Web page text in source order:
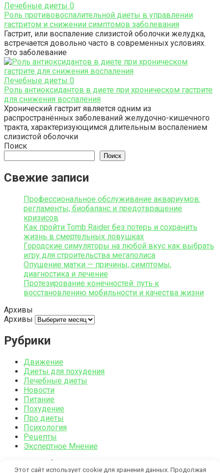
Лечебные диеты 0
Роль противовоспалительной диеты в управлении
гастритом и снижении симптомов заболевания
Гастрит, или воспаление слизистой оболочки желудка,
встречается довольно часто в современных условиях.
Это заболевание
Лечебные диеты 0
Роль антиоксидантов в диете при хроническом гастрите
для снижения воспаления
Хронический гастрит является одним из
распространённых заболеваний желудочно-кишечного
тракта, характеризующимся длительным воспалением
слизистой оболочки
Поиск
Поиск
Свежие записи
Профессиональное обслуживание аквариумов:
регламенты, биобаланс и предотвращение
кризисов
Как пройти Tomb Raider без потерь и сохранить
жизнь в смертельных ловушках
Городские симуляторы на любой вкус как выбрать
игру для строительства мегаполиса
Опущение матки — причины, симптомы,
диагностика и лечение
Протезирование конечностей: путь к
восстановлению мобильности и качества жизни
Архивы
Архивы
Рубрики
Движение
Диеты для похудения
Лечебные диеты
Новости
Питание
Похудение
Про диеты
Психология
Рецепты
Экспертное Мнение
Этот сайт использует cookie для хранения данных. Продолжая